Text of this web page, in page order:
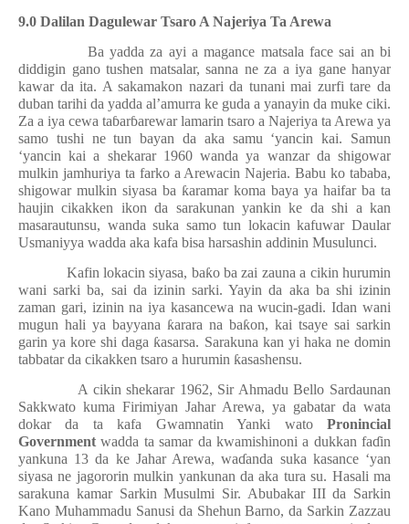
9.0 Dalilan Dagulewar Tsaro A Najeriya Ta Arewa
Ba yadda za ayi a magance matsala face sai an bi
diddigin gano tushen matsalar, sanna ne za a iya gane hanyar
kawar da ita. A sakamakon nazari da tunani mai zurfi tare da
duban tarihi da yadda al’amurra ke guda a yanayin da muke ciki.
Za a iya cewa taɓarɓarewar lamarin tsaro a Najeriya ta Arewa ya
samo tushi ne tun bayan da aka samu ‘yancin kai. Samun
‘yancin kai a shekarar 1960 wanda ya wanzar da shigowar
mulkin jamhuriya ta farko a Arewacin Najeria. Babu ko tababa,
shigowar mulkin siyasa ba ƙaramar koma baya ya haifar ba ta
haujin cikakken ikon da sarakunan yankin ke da shi a kan
masarautunsu, wanda suka samo tun lokacin kafuwar Daular
Usmaniyya wadda aka kafa bisa harsashin addinin Musulunci.
Kafin lokacin siyasa, baƙo ba zai zauna a cikin hurumin
wani sarki ba, sai da izinin sarki. Yayin da aka ba shi izinin
zaman gari, izinin na iya kasancewa na wucin-gadi. Idan wani
mugun hali ya bayyana ƙarara na baƙon, kai tsaye sai sarkin
garin ya kore shi daga ƙasarsa. Sarakuna kan yi haka ne domin
tabbatar da cikakken tsaro a hurumin ƙasashensu.
A cikin shekarar 1962, Sir Ahmadu Bello Sardaunan
Sakkwato kuma Firimiyan Jahar Arewa, ya gabatar da wata
dokar da ta kafa Gwamnatin Yanki wato Pronincial
Government wadda ta samar da kwamishinoni a dukkan faɗin
yankuna 13 da ke Jahar Arewa, waɗanda suka kasance ‘yan
siyasa ne jagororin mulkin yankunan da aka tura su. Hasali ma
sarakuna kamar Sarkin Musulmi Sir. Abubakar III da Sarkin
Kano Muhammadu Sanusi da Shehun Barno, da Sarkin Zazzau